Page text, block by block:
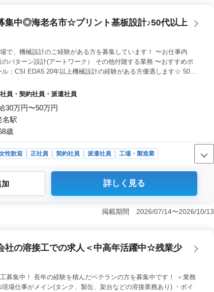
週休2日制で土日もしっかり休めるため、プライベートの時
きます。 ＜豊富な経験と知識を活かすチャンス＞ ベテラ
豊富な経験や知識を活かしながら新たな挑戦ができます。経
通じて、スキルアップや成長を目指すことができるでしょ
集中◎海老名市☆プリント基板設計♪50代以上
で、機械設計のご経験がある方を募集しています！ 〜お仕事内
パターン設計(アートワーク） その他付随する業務 〜おすすめポ
ル：CSI EDA5 20年以上機械設計の経験がある方優遇します☆ 50代
員・契約社員・派遣社員
30万円〜50万円
名駅
歳
性歓迎 正社員 契約社員 派遣社員 工場・製造業
人は、機械設計経験が5年以上ある方を対象としています。
他付随する業務を担当します。経験が20年以上ある方は優遇
給30万円から50万円の給与が支給され、年収350万円から600
＜福利厚生とサポート体制＞ 交通費は実費支給されま
、厚生年金などの福利厚生が提供され、安心して働くことが
休暇、年末年始などの休暇制度も整っており、メリハリの
詳しく見る
掲載期間 2026/07/14〜2026/10/13
社の溶接工での求人＜中高年活躍中☆残業少
募集中！ 長年の経験を積んだベテランの方を募集中です！ ＜業務
場仕事がメイン(タンク、製缶、架台などの溶接業務あり) ・ボイ